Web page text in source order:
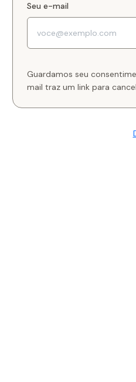
Seu e-mail
Guardamos seu
mail traz um link para